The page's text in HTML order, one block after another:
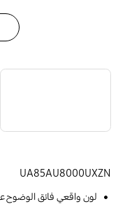
UA85AU8000UXZN
لون واقعي فائق الوضوح